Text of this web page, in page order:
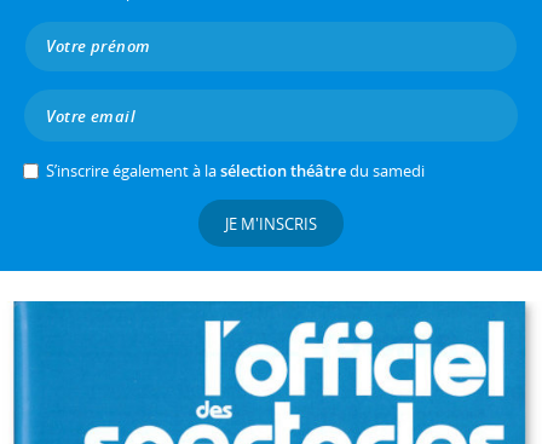
S’inscrire également à lasélection théâtredu samedi
JE M'INSCRIS